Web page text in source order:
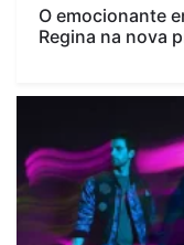
O emocionante
Regina na nova